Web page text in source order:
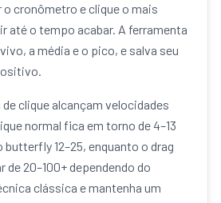
o cronômetro e clique o mais
até o tempo acabar. A ferramenta
a média e o pico, e salva seu
clique alcançam velocidades
normal fica em torno de 4–13
butterfly 12–25, enquanto o drag
20–100+ dependendo do
clássica e mantenha um